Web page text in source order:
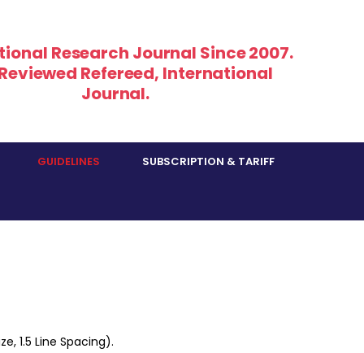
Research Journal Since 2007.
Refereed, International
Journal.
GUIDELINES SUBSCRIPTION & TARIFF
1.5 Line Spacing).